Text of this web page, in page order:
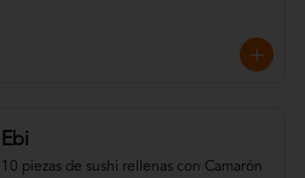
Ebi
10 piezas de sushi rellenas con Camarón